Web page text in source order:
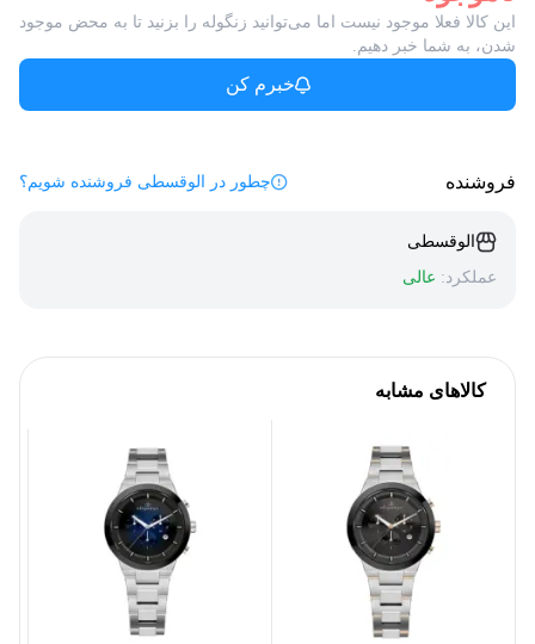
این کالا فعلا موجود نیست اما می‌توانید زنگوله را بزنید تا به محض موجود
شدن، به شما خبر دهیم.
خبرم کن
فروشنده چطور در الوقسطی فروشنده شویم؟
الوقسطی
عملکرد: عالی
کالاهای مشابه